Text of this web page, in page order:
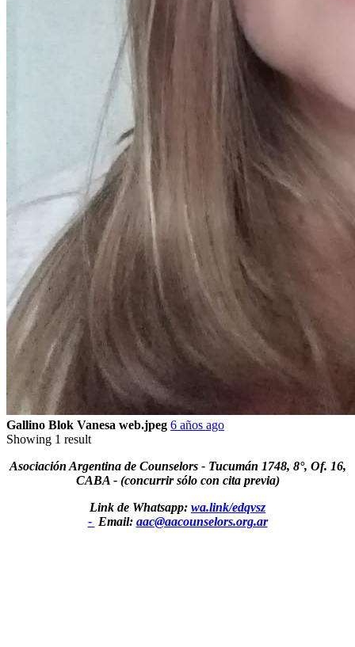
Gallino Blok Vanesa web.jpeg 6 años ago
Showing 1 result
Asociación Argentina de Counselors - Tucumán 1748, 8°, Of. 16,
CABA - (concurrir sólo con cita previa)
Link de Whatsapp: wa.link/edqvsz
- Email: aac@aacounselors.org.ar